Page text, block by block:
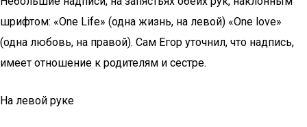
шрифтом: «One Life» (одна жизнь, на левой) «One love»
(одна любовь, на правой). Сам Егор уточнил, что надпись,
имеет отношение к родителям и сестре.
На левой руке